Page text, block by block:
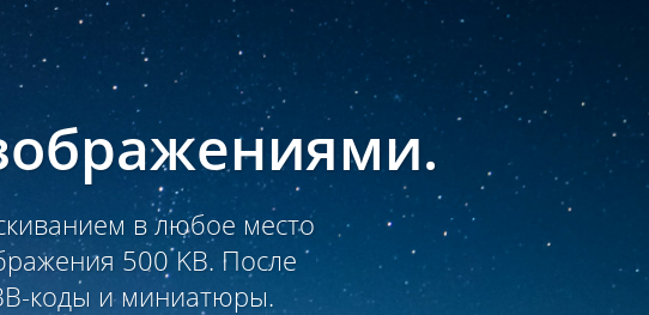
в любое место
500 KB. После
коды и миниатюры.